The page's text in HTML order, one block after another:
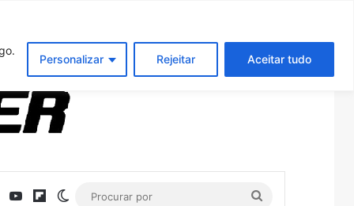
Personalizar Rejeitar Aceitar tudo
YouTubeFlipboardSwitch skin